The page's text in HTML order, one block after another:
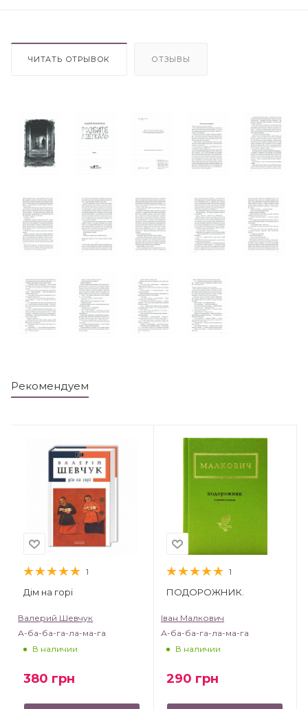
ЧИТАТЬ ОТРЫВОК ОТЗЫВЫ
Рекомендуем
1
Дім на горі
Валерий Шевчук
А-ба-ба-га-ла-ма-га
В наличии
380 грн
1
ПОДОРОЖНИК.
Іван Малкович
А-ба-ба-га-ла-ма-га
В наличии
290 грн